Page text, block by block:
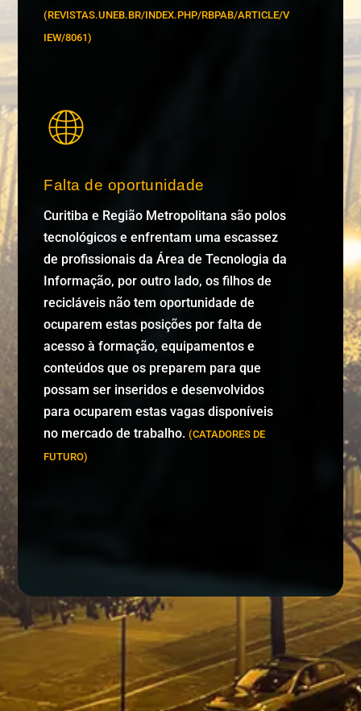
(REVISTAS.UNEB.BR/INDEX.PHP/RBPAB/ARTICLE/V
IEW/8061)
Falta de oportunidade
Curitiba e Região Metropolitana são polos
tecnológicos e enfrentam uma escassez
de profissionais da Área de Tecnologia da
Informação, por outro lado, os filhos de
recicláveis não tem oportunidade de
ocuparem estas posições por falta de
acesso à formação, equipamentos e
conteúdos que os preparem para que
possam ser inseridos e desenvolvidos
para ocuparem estas vagas disponíveis
no mercado de trabalho.(CATADORES DE
FUTURO)